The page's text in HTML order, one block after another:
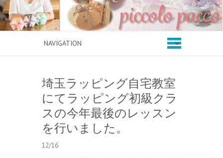
埼玉ラッピング自宅教室
にてラッピング初級クラ
スの今年最後のレッスン
を行いました。
12/16